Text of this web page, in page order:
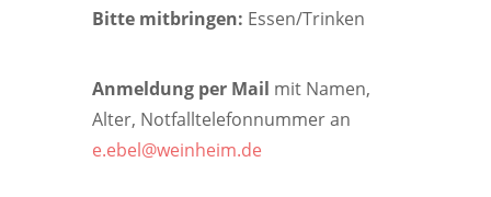
Bitte mitbringen: Essen/Trinken
Anmeldung per Mail mit Namen,
Alter, Notfalltelefonnummer an
e.ebel@weinheim.de